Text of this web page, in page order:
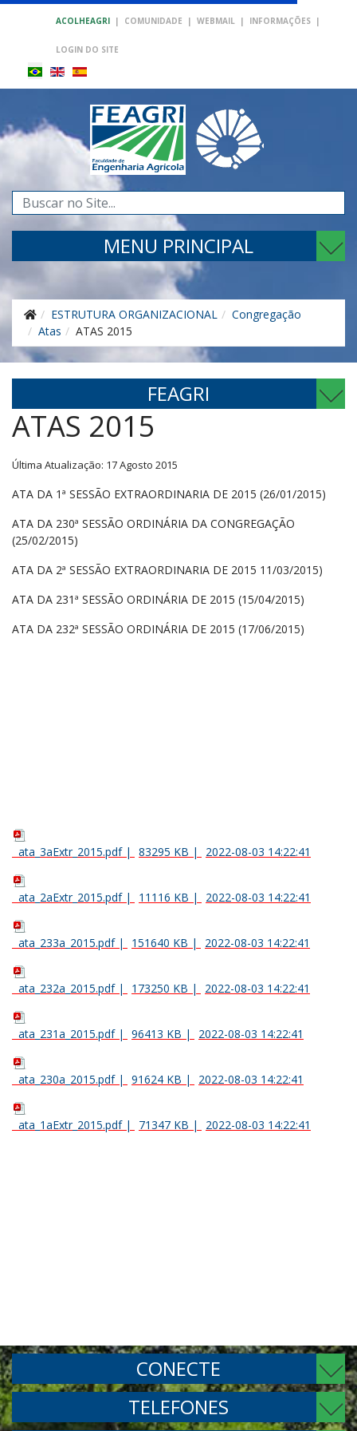
ACOLHEAGRI | COMUNIDADE | WEBMAIL | INFORMAÇÕES |
LOGIN DO SITE
Pesquisar...
MENU PRINCIPAL
ESTRUTURA ORGANIZACIONAL
Congregação
Atas
ATAS 2015
FEAGRI
ATAS 2015
Última Atualização: 17 Agosto 2015
ATA DA 1ª SESSÃO EXTRAORDINARIA DE 2015 (26/01/2015)
ATA DA 230ª SESSÃO ORDINÁRIA DA CONGREGAÇÃO
(25/02/2015)
ATA DA 2ª SESSÃO EXTRAORDINARIA DE 2015 11/03/2015)
ATA DA 231ª SESSÃO ORDINÁRIA DE 2015 (15/04/2015)
ATA DA 232ª SESSÃO ORDINÁRIA DE 2015 (17/06/2015)
ata_3aExtr_2015.pdf| 83295 KB | 2022-08-03 14:22:41
ata_2aExtr_2015.pdf| 11116 KB | 2022-08-03 14:22:41
ata_233a_2015.pdf| 151640 KB | 2022-08-03 14:22:41
ata_232a_2015.pdf| 173250 KB | 2022-08-03 14:22:41
ata_231a_2015.pdf| 96413 KB | 2022-08-03 14:22:41
ata_230a_2015.pdf| 91624 KB | 2022-08-03 14:22:41
ata_1aExtr_2015.pdf| 71347 KB | 2022-08-03 14:22:41
CONECTE
TELEFONES